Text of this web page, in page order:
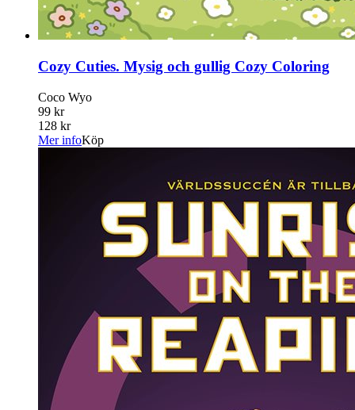
Cozy Cuties. Mysig och gullig Cozy Coloring
Coco Wyo
99 kr
128 kr
Mer infoKöp